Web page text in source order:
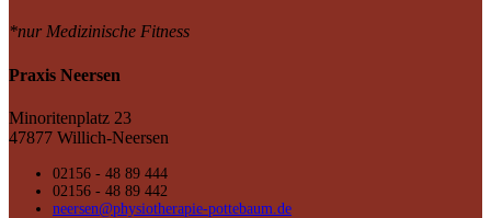
*nur Medizinische Fitness
Praxis Neersen
Minoritenplatz 23
47877 Willich-Neersen
02156 - 48 89 444
02156 - 48 89 442
neersen@physiotherapie-pottebaum.de